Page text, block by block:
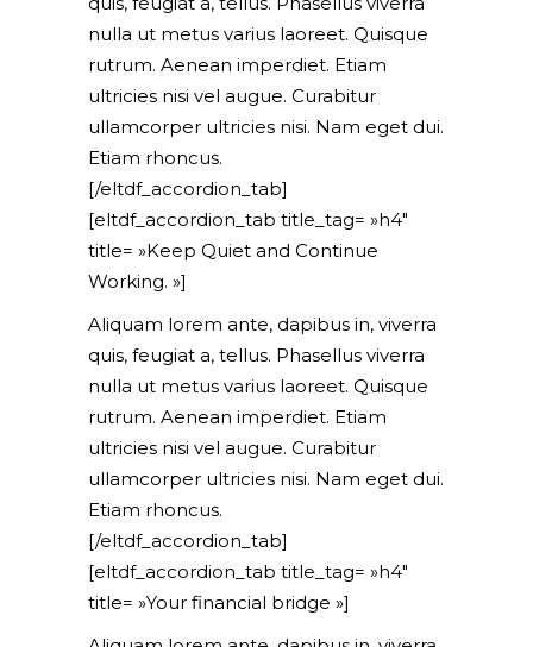
nulla ut metus varius laoreet. Quisque
rutrum. Aenean imperdiet. Etiam
ultricies nisi vel augue. Curabitur
ullamcorper ultricies nisi. Nam eget dui.
Etiam rhoncus.
[/eltdf_accordion_tab]
[eltdf_accordion_tab title_tag= »h4″
title= »Keep Quiet and Continue
Working. »]
Aliquam lorem ante, dapibus in, viverra
quis, feugiat a, tellus. Phasellus viverra
nulla ut metus varius laoreet. Quisque
rutrum. Aenean imperdiet. Etiam
ultricies nisi vel augue. Curabitur
ullamcorper ultricies nisi. Nam eget dui.
Etiam rhoncus.
[/eltdf_accordion_tab]
[eltdf_accordion_tab title_tag= »h4″
title= »Your financial bridge »]